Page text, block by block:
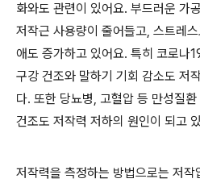
화와도 관련이 있어요. 부드러운 가
저작근 사용량이 줄어들고, 스트레
애도 증가하고 있어요. 특히 코로나
구강 건조와 말하기 기회 감소도 저
다. 또한 당뇨병, 고혈압 등 만성질
건조도 저작력 저하의 원인이 되고
저작력을 측정하는 방법으로는 저